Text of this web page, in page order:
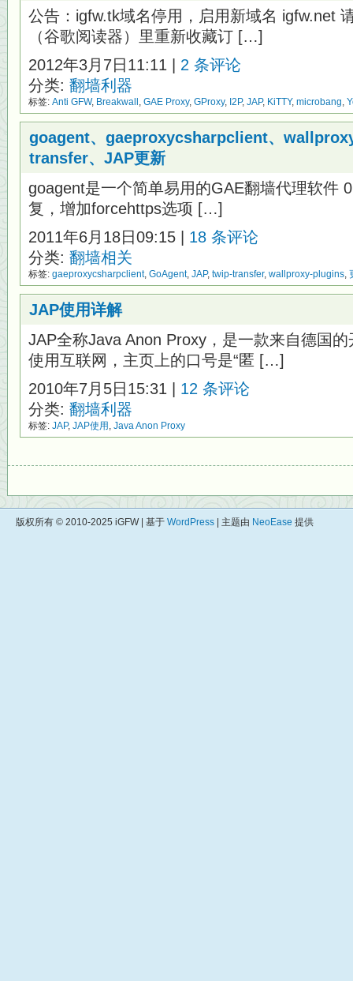
公告：igfw.tk域名停用，启用新域名 igfw.net
（谷歌阅读器）里重新收藏订 […]
2012年3月7日11:11 | 2 条评论
分类: 翻墙利器
标签: Anti GFW, Breakwall , GAE Proxy, GProxy, I2P, JAP, KiTTY, microbang,
goagent、gaeproxycsharpclient、
transfer、JAP更新
goagent是一个简单易用的GAE翻墙代理软件
复，增加forcehttps选项 […]
2011年6月18日09:15 | 18 条评论
分类: 翻墙相关
标签: gaeproxycsharpclient, GoAgent, JAP, twip-transfer, wallproxy-plugins,
JAP使用详解
JAP全称Java Anon Proxy，是一款来自德国
使用互联网，主页上的口号是“匿 […]
2010年7月5日15:31 | 12 条评论
分类: 翻墙利器
标签: JAP, JAP使用 , Java Anon Proxy
版权所有 © 2010-2025 iGFW | 基于 WordPress | 主题由 NeoEase 提供